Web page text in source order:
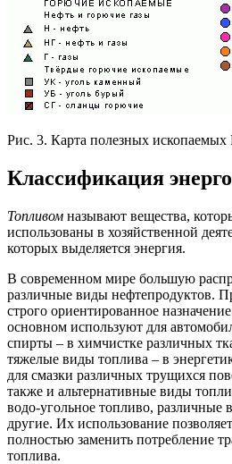
Рис. 3. Карта полезных ископаемых
Классификация
Топливом называют вещества,
использованы в хозяйственной
которых выделяется энергия.
В современном мире большую
различные виды нефтепродуктов.
строго ориентированное
основном используют для
спирты – в химчистке различных
тяжелые виды топлива – в
для смазки различных трущихся
также и альтернативные виды
водо-угольное топливо, различные
другие. Их использование
полностью заменить потребление
топлива.